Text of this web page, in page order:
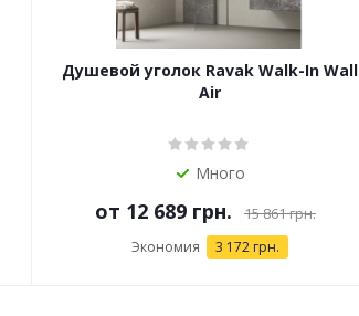
Душевой уголок Ravak Walk-In Wall
Air
Много
от 12 689 грн. 15 861 грн.
Экономия 3 172 грн.